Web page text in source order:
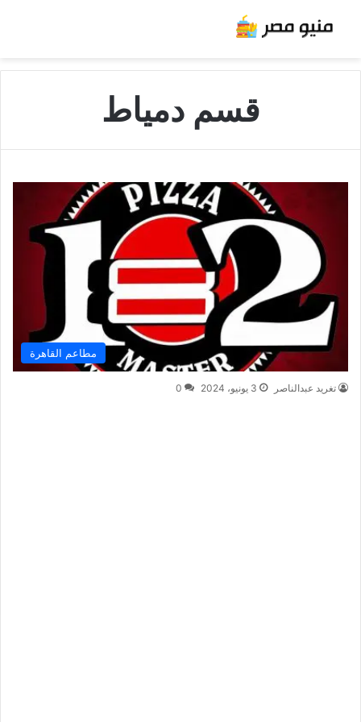
قسم دمياط
مطاعم القاهرة
تغريد عبدالناصر 3 يونيو، 2024 0